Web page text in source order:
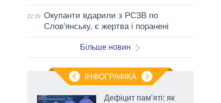
22:29 Окупанти вдарили з РСЗВ по
Слов'янську, є жертва і поранені
Більше новин
ІНФОГРАФІКА
Дефіцит пам’яті: як